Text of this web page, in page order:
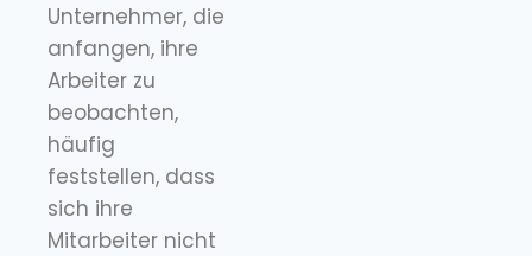
Unternehmer, die
anfangen, ihre
Arbeiter zu
beobachten,
häufig
feststellen, dass
sich ihre
Mitarbeiter nicht